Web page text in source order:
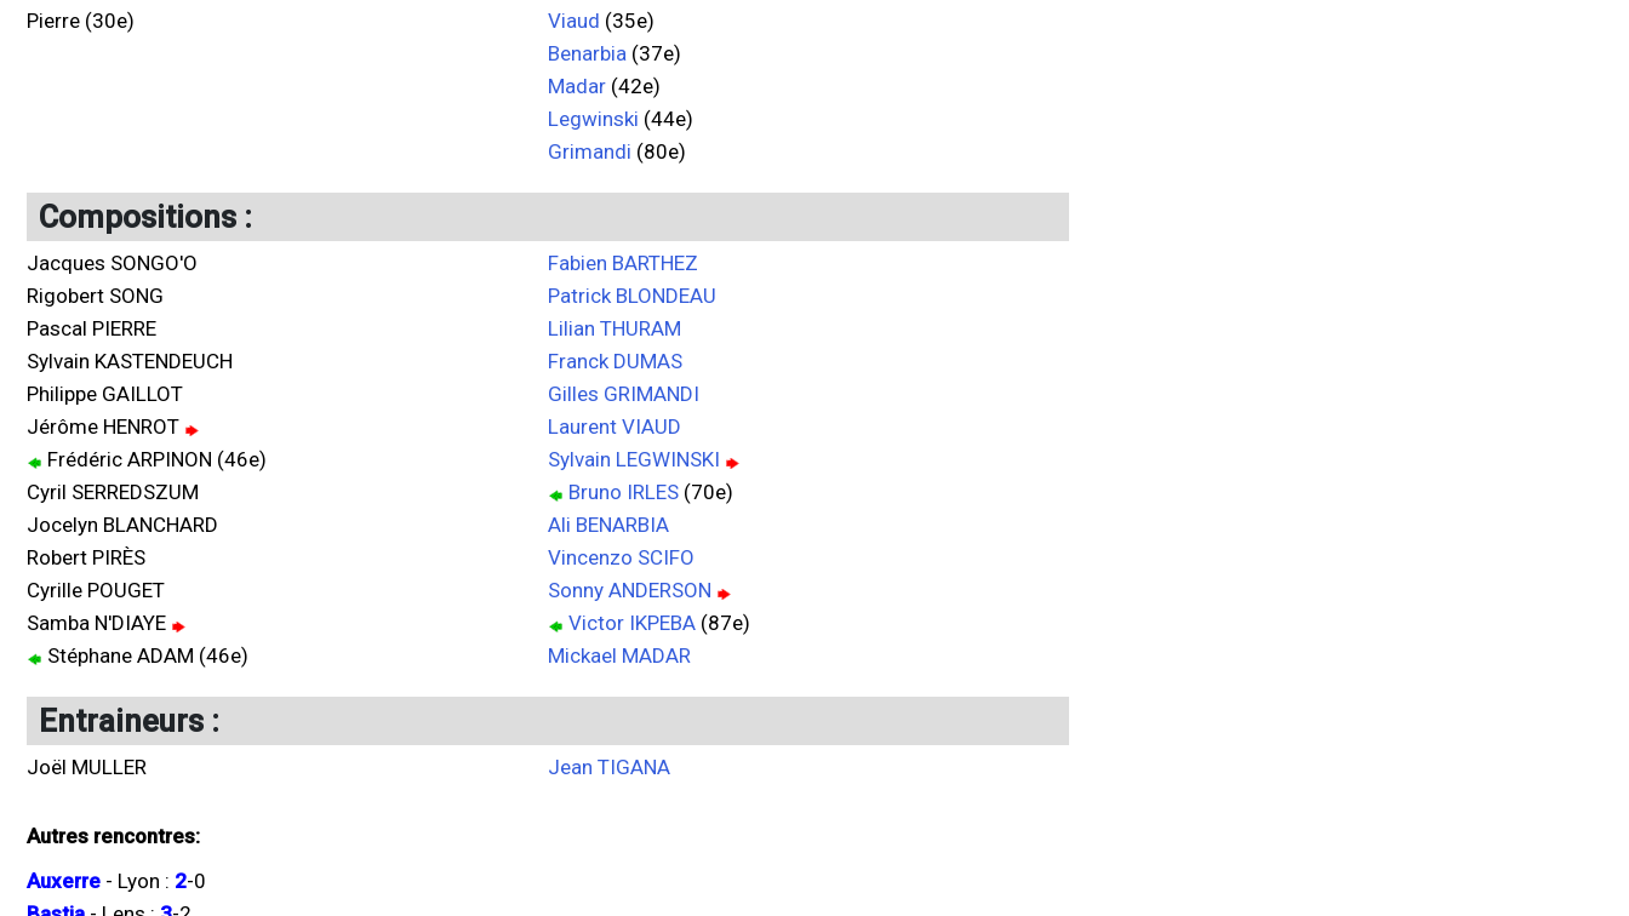
Pierre (30e) Viaud (35e)
Benarbia (37e)
Madar (42e)
Legwinski (44e)
Grimandi (80e)
Compositions :
Jacques SONGO'O
Rigobert SONG
Pascal PIERRE
Sylvain KASTENDEUCH
Philippe GAILLOT
Jérôme HENROT
Frédéric ARPINON (46e)
Cyril SERREDSZUM
Jocelyn BLANCHARD
Robert PIRÈS
Cyrille POUGET
Samba N'DIAYE
Stéphane ADAM (46e)
Fabien BARTHEZ
Patrick BLONDEAU
Lilian THURAM
Franck DUMAS
Gilles GRIMANDI
Laurent VIAUD
Sylvain LEGWINSKI
Bruno IRLES (70e)
Ali BENARBIA
Vincenzo SCIFO
Sonny ANDERSON
Victor IKPEBA (87e)
Mickael MADAR
Entraineurs :
Joël MULLER Jean TIGANA
Autres rencontres:
Auxerre - Lyon : 2-0